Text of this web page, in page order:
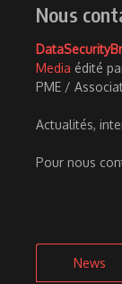
Nous
Media édité
PME /
Actualités,
Pour nous
News